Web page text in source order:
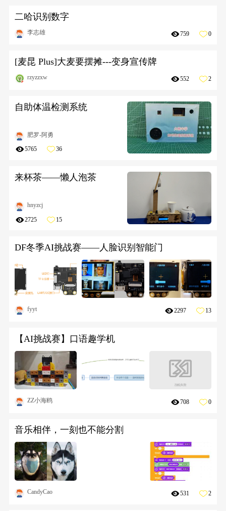
二哈识别数字
李志雄 759 0
[麦昆 Plus]大麦要摆摊---变身宣传牌
rzyzzxw 552 2
自助体温检测系统
肥罗-阿勇
5765 36
来杯茶——懒人泡茶
hnyzcj
2725 15
DF冬季AI挑战赛——人脸识别智能门
fyyt 2297 13
【AI挑战赛】口语趣学机
ZZ小海鸥 708 0
音乐相伴，一刻也不能分割
CandyCao 531 2